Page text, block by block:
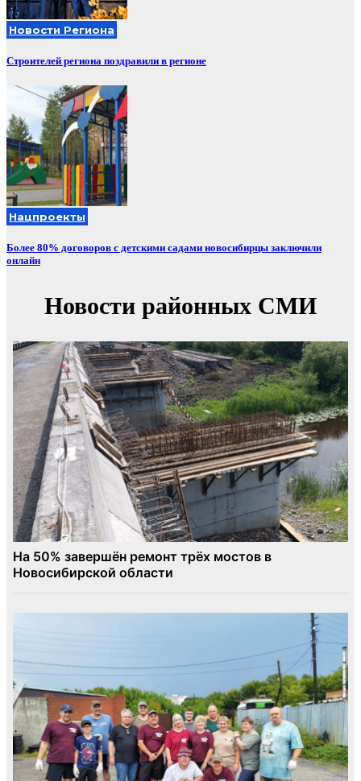
Новости Региона
Строителей региона поздравили в регионе
Нацпроекты
Более 80% договоров с детскими садами новосибирцы заключили
онлайн